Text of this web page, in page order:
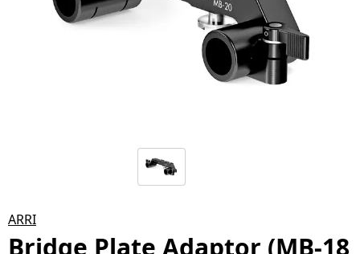
ARRI
Bridge Plate Adaptor (MB-18